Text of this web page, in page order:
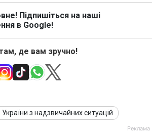
Підпишіться на наші
в Google!
де вам зручно!
з надзвичайних ситуацій